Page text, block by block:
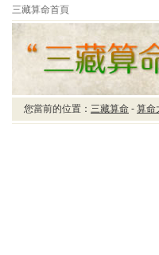
三藏算命首頁
三藏算命免費姓名
您當前的位置： 三藏算命 - 算命